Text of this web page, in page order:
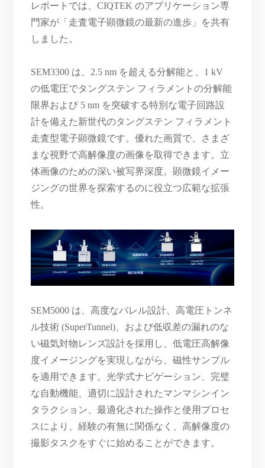
レポートでは、CIQTEK のアプリケーション専
門家が「走査電子顕微鏡の最新の進歩」を共有
しました。
SEM3300 は、2.5 nm を超える分解能と、1 kV
の低電圧でタングステン フィラメントの分解能
限界および 5 nm を突破する特別な電子回路設
計を備えた新世代のタングステン フィラメント
走査型電子顕微鏡です。優れた画質で、さまざ
まな視野で高解像度の画像を取得できます。立
体画像のための深い被写界深度。顕微鏡イメー
ジングの世界を探索するのに役立つ広範な拡張
性。
SEM5000 は、高度なバレル設計、高電圧トンネ
ル技術 (SuperTunnel)、および低収差の漏れのな
い磁気対物レンズ設計を採用し、低電圧高解像
度イメージングを実現しながら、磁性サンプル
を適用できます。光学式ナビゲーション、完璧
な自動機能、適切に設計されたマンマシンイン
タラクション、最適化された操作と使用プロセ
スにより、経験の有無に関係なく、高解像度の
撮影タスクをすぐに始めることができます。